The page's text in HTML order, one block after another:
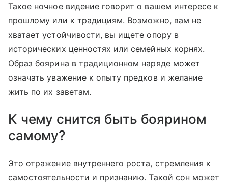
Такое ночное видение говорит о вашем интересе к
прошлому или к традициям. Возможно, вам не
хватает устойчивости, вы ищете опору в
исторических ценностях или семейных корнях.
Образ боярина в традиционном наряде может
означать уважение к опыту предков и желание
жить по их заветам.
К чему снится быть боярином
самому?
Это отражение внутреннего роста, стремления к
самостоятельности и признанию. Такой сон может